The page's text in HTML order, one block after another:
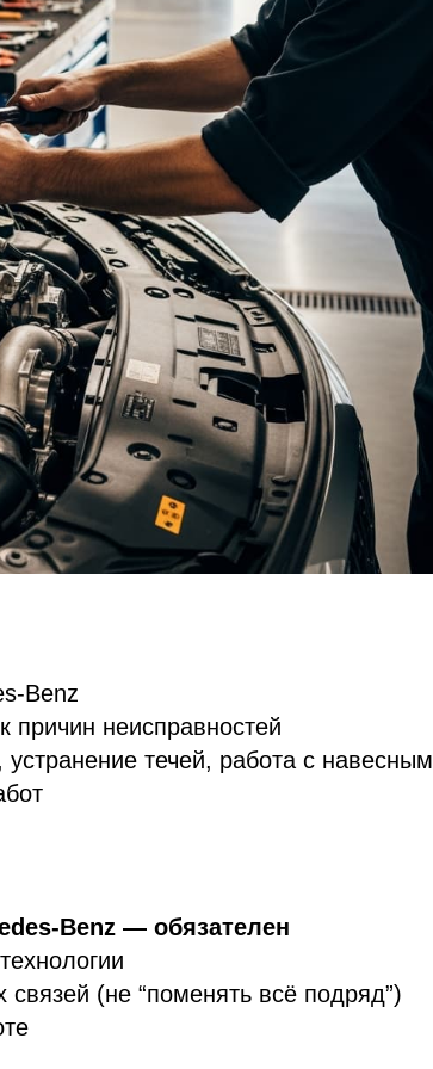
Benz
причин неисправностей
течей, работа с навесным
Benz — обязателен
(не “поменять всё подряд”)